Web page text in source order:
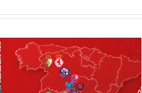
Baloncesto
configura el